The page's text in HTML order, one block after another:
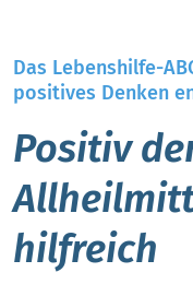
Das Lebenshilfe-
positives Denken
Positiv
hilfreich